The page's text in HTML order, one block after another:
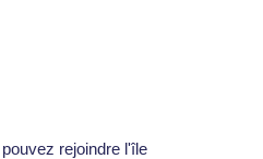
rejoindre l'île